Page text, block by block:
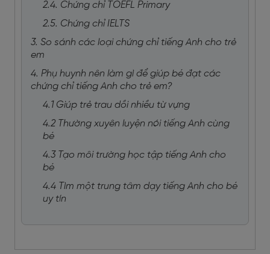
2.4. Chứng chỉ TOEFL Primary
2.5. Chứng chỉ IELTS
3. So sánh các loại chứng chỉ tiếng Anh cho trẻ
em
4. Phụ huynh nên làm gì để giúp bé đạt các
chứng chỉ tiếng Anh cho trẻ em?
4.1 Giúp trẻ trau dồi nhiều từ vựng
4.2 Thường xuyên luyện nói tiếng Anh cùng
bé
4.3 Tạo môi trường học tập tiếng Anh cho
bé
4.4 Tìm một trung tâm dạy tiếng Anh cho bé
uy tín